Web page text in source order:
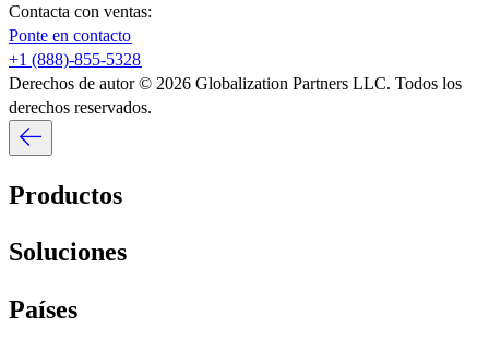
Contacta con ventas:​​
Ponte en contacto​​
+1 (888)-855-5328​​
Derechos de autor © 2026 Globalization Partners LLC. Todos los
derechos reservados.​​
Productos​​
Soluciones​​
Países​​